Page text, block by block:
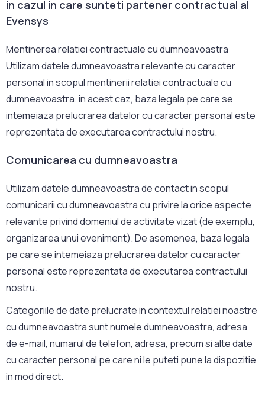
in cazul in care sunteti partener contractual al
Evensys
Mentinerea relatiei contractuale cu dumneavoastra
Utilizam datele dumneavoastra relevante cu caracter
personal in scopul mentinerii relatiei contractuale cu
dumneavoastra. in acest caz, baza legala pe care se
intemeiaza prelucrarea datelor cu caracter personal este
reprezentata de executarea contractului nostru.
Comunicarea cu dumneavoastra
Utilizam datele dumneavoastra de contact in scopul
comunicarii cu dumneavoastra cu privire la orice aspecte
relevante privind domeniul de activitate vizat (de exemplu,
organizarea unui eveniment). De asemenea, baza legala
pe care se intemeiaza prelucrarea datelor cu caracter
personal este reprezentata de executarea contractului
nostru.
Categoriile de date prelucrate in contextul relatiei noastre
cu dumneavoastra sunt numele dumneavoastra, adresa
de e-mail, numarul de telefon, adresa, precum si alte date
cu caracter personal pe care ni le puteti pune la dispozitie
in mod direct.